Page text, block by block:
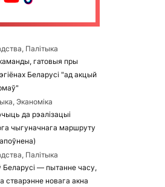
Палітыка
гатовыя пры
Беларусі "ад акцый
Эканоміка
да рэалізацыі
чыгуначнага маршруту
Палітыка
Беларусі — пытанне часу,
новага акна